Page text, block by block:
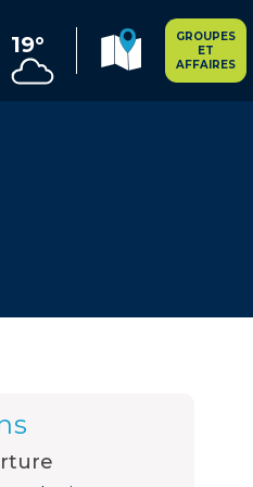
19°
GROUPES
ET
AFFAIRES